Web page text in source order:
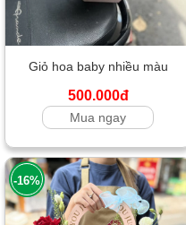
Giỏ hoa baby nhiều màu
500.000đ
Mua ngay
-16%